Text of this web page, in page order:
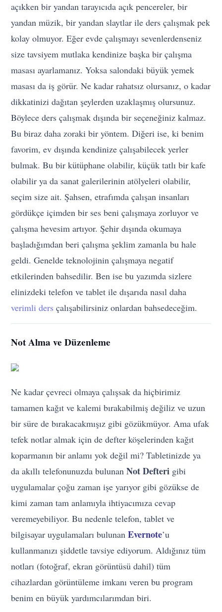
açıkken bir yandan tarayıcıda açık pencereler, bir
yandan müzik, bir yandan slaytlar ile ders çalışmak pek
kolay olmuyor. Eğer evde çalışmayı sevenlerdenseniz
size tavsiyem mutlaka kendinize başka bir çalışma
masası ayarlamanız. Yoksa salondaki büyük yemek
masası da iş görür. Ne kadar rahatsız olursanız, o kadar
dikkatinizi dağıtan şeylerden uzaklaşmış olursunuz.
Böylece ders çalışmak dışında bir seçeneğiniz kalmaz.
Bu biraz daha zoraki bir yöntem. Diğeri ise, ki benim
favorim, ev dışında kendinize çalışabilecek yerler
bulmak. Bu bir kütüphane olabilir, küçük tatlı bir kafe
olabilir ya da sanat galerilerinin atölyeleri olabilir,
seçim size ait. Şahsen, etrafımda çalışan insanları
gördükçe içimden bir ses beni çalışmaya zorluyor ve
çalışma hevesim artıyor. Şehir dışında okumaya
başladığımdan beri çalışma şeklim zamanla bu hale
geldi. Genelde teknolojinin çalışmaya negatif
etkilerinden bahsedilir. Ben ise bu yazımda sizlere
elinizdeki telefon ve tablet ile dışarıda nasıl daha
verimli ders çalışabilirsiniz onlardan bahsedeceğim.
Not Alma ve Düzenleme
Ne kadar çevreci olmaya çalışsak da hiçbirimiz
tamamen kağıt ve kalemi bırakabilmiş değiliz ve uzun
bir süre de bırakacakmışız gibi gözükmüyor. Ama ufak
tefek notlar almak için de defter köşelerinden kağıt
koparmanın bir anlamı yok değil mi? Tabletinizde ya
da akıllı telefonunuzda bulunanNot Defteri gibi
uygulamalar çoğu zaman işe yarıyor gibi gözükse de
kimi zaman tam anlamıyla ihtiyacımıza cevap
veremeyebiliyor. Bu nedenle telefon, tablet ve
bilgisayar uygulamaları bulunanEvernote’u
kullanmanızı şiddetle tavsiye ediyorum. Aldığınız tüm
notları (fotoğraf, ekran görüntüsü dahil) tüm
cihazlardan görüntüleme imkanı veren bu program
benim en büyük yardımcılarımdan biri.